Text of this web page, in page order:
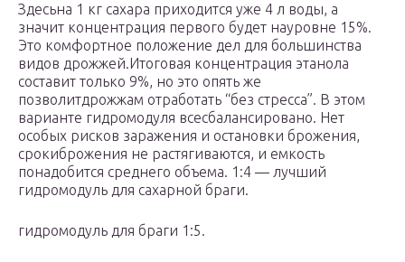
Здесьна 1 кг сахара приходится уже 4 л воды, а
значит концентрация первого будет науровне 15%.
Это комфортное положение дел для большинства
видов дрожжей.Итоговая концентрация этанола
составит только 9%, но это опять же
позволитдрожжам отработать “без стресса”. В этом
варианте гидромодуля всесбалансировано. Нет
особых рисков заражения и остановки брожения,
срокиброжения не растягиваются, и емкость
понадобится среднего объема. 1:4 — лучший
гидромодуль для сахарной браги.
гидромодуль для браги 1:5.